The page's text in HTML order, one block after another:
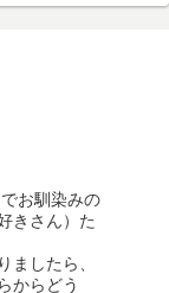
お馴染みの
きさん）た
ましたら、
からどう